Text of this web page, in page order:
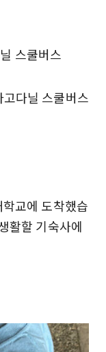
다닐 스쿨버스
교에 도착했습
활할 기숙사에